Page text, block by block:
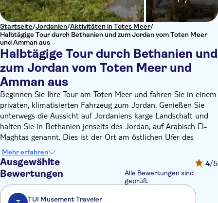
Startseite/Jordanien/Aktivitäten in Totes Meer/
Halbtägige Tour durch Bethanien und zum Jordan vom Toten Meer
und Amman aus
Halbtägige Tour durch Bethanien und
zum Jordan vom Toten Meer und
Amman aus
Beginnen Sie Ihre Tour am Toten Meer und fahren Sie in einem
privaten, klimatisierten Fahrzeug zum Jordan. Genießen Sie
unterwegs die Aussicht auf Jordaniens karge Landschaft und
halten Sie in Bethanien jenseits des Jordan, auf Arabisch El-
Maghtas genannt. Dies ist der Ort am östlichen Ufer des
Flusses, an dem Jesus angeblich von Johannes dem Täufer
getauft wurde.
Hier treffen Sie Ihren ortskundigen Guide, der Sie zu den
Flussufern und den wichtigsten Ausgrabungsstätten begleitet.
Erfahren Sie, wie der Vatikan den Ort als Ort der Taufe Jesu
heiligte. Spüren Sie die kraftvolle Atmosphäre der Spiritualität
Mehr erfahren
Ausgewählte
Bewertungen
4/5
Alle Bewertungen sind
geprüft
TUI Musement Traveler